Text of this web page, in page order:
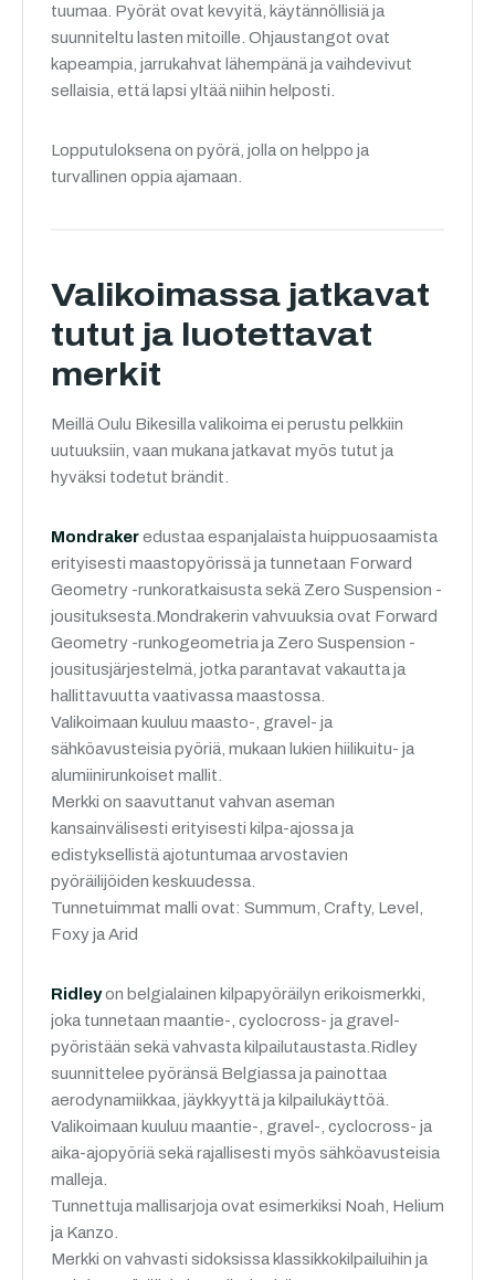
tuumaa. Pyörät ovat kevyitä, käytännöllisiä ja
suunniteltu lasten mitoille. Ohjaustangot ovat
kapeampia, jarrukahvat lähempänä ja vaihdevivut
sellaisia, että lapsi yltää niihin helposti.
Lopputuloksena on pyörä, jolla on helppo ja
turvallinen oppia ajamaan.
Valikoimassa jatkavat
tutut ja luotettavat
merkit
Meillä Oulu Bikesilla valikoima ei perustu pelkkiin
uutuuksiin, vaan mukana jatkavat myös tutut ja
hyväksi todetut brändit.
Mondrakeredustaa espanjalaista huippuosaamista
erityisesti maastopyörissä ja tunnetaan Forward
Geometry -runkoratkaisusta sekä Zero Suspension -
jousituksesta.Mondrakerin vahvuuksia ovat Forward
Geometry -runkogeometria ja Zero Suspension -
jousitusjärjestelmä, jotka parantavat vakautta ja
hallittavuutta vaativassa maastossa.
Valikoimaan kuuluu maasto-, gravel- ja
sähköavusteisia pyöriä, mukaan lukien hiilikuitu- ja
alumiinirunkoiset mallit.
Merkki on saavuttanut vahvan aseman
kansainvälisesti erityisesti kilpa-ajossa ja
edistyksellistä ajotuntumaa arvostavien
pyöräilijöiden keskuudessa.
Tunnetuimmat malli ovat: Summum, Crafty, Level,
Foxy ja Arid
Ridleyon belgialainen kilpapyöräilyn erikoismerkki,
joka tunnetaan maantie-, cyclocross- ja gravel-
pyöristään sekä vahvasta kilpailutaustasta.Ridley
suunnittelee pyöränsä Belgiassa ja painottaa
aerodynamiikkaa, jäykkyyttä ja kilpailukäyttöä.
Valikoimaan kuuluu maantie-, gravel-, cyclocross- ja
aika-ajopyöriä sekä rajallisesti myös sähköavusteisia
malleja.
Tunnettuja mallisarjoja ovat esimerkiksi Noah, Helium
ja Kanzo.
Merkki on vahvasti sidoksissa klassikkokilpailuihin ja